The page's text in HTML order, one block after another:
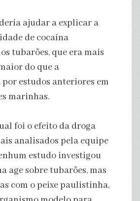
ajudar a explicar a
de cocaína
tubarões, que era mais
do que a
estudos anteriores em
marinhas.
foi o efeito da droga
analisados pela equipe
estudo investigou
age sobre tubarões, mas
com o peixe paulistinha,